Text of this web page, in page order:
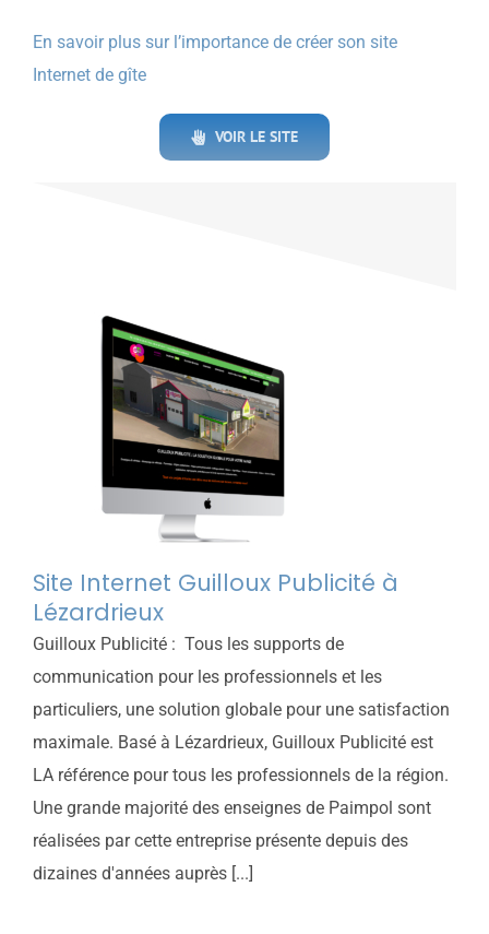
En savoir plus sur l’importance de créer son site
Internet de gîte
VOIR LE SITE
Site Internet Guilloux Publicité à
Lézardrieux
Site Internet Guilloux Publicité à
Lézardrieux
Guilloux Publicité : Tous les supports de
communication pour les professionnels et les
particuliers, une solution globale pour une satisfaction
maximale. Basé à Lézardrieux, Guilloux Publicité est
LA référence pour tous les professionnels de la région.
Une grande majorité des enseignes de Paimpol sont
réalisées par cette entreprise présente depuis des
dizaines d'années auprès [...]